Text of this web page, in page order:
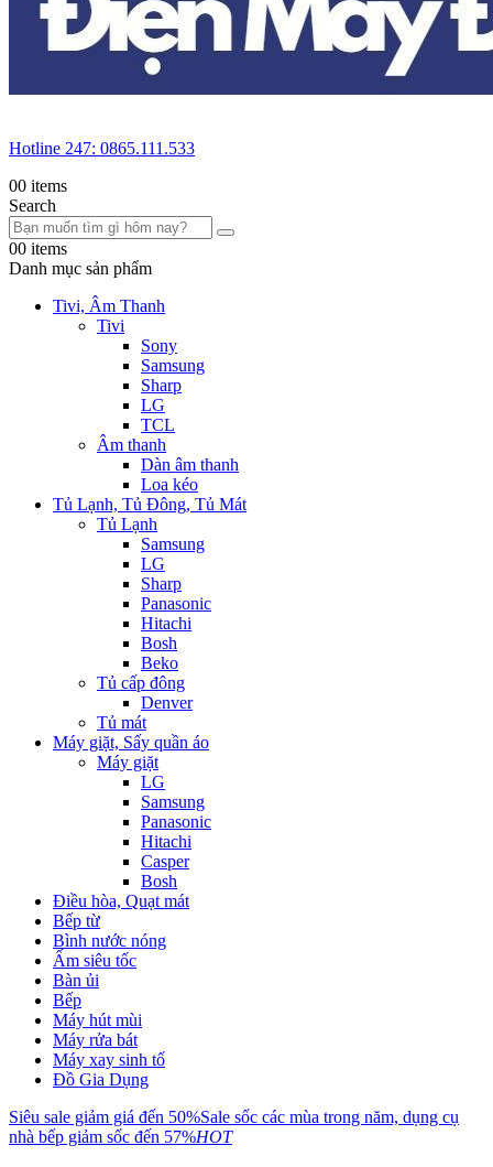
Hotline 247: 0865.111.533
00 items
Search
00 items
Danh mục sản phẩm
Tivi, Âm Thanh
Tivi
Sony
Samsung
Sharp
LG
TCL
Âm thanh
Dàn âm thanh
Loa kéo
Tủ Lạnh, Tủ Đông, Tủ Mát
Tủ Lạnh
Samsung
LG
Sharp
Panasonic
Hitachi
Bosh
Beko
Tủ cấp đông
Denver
Tủ mát
Máy giặt, Sấy quần áo
Máy giặt
LG
Samsung
Panasonic
Hitachi
Casper
Bosh
Điều hòa, Quạt mát
Bếp từ
Bình nước nóng
Ấm siêu tốc
Bàn ủi
Bếp
Máy hút mùi
Máy rửa bát
Máy xay sinh tố
Đồ Gia Dụng
Siêu sale giảm giá đến 50%Sale sốc các mùa trong năm, dụng cụ
nhà bếp giảm sốc đến 57%HOT